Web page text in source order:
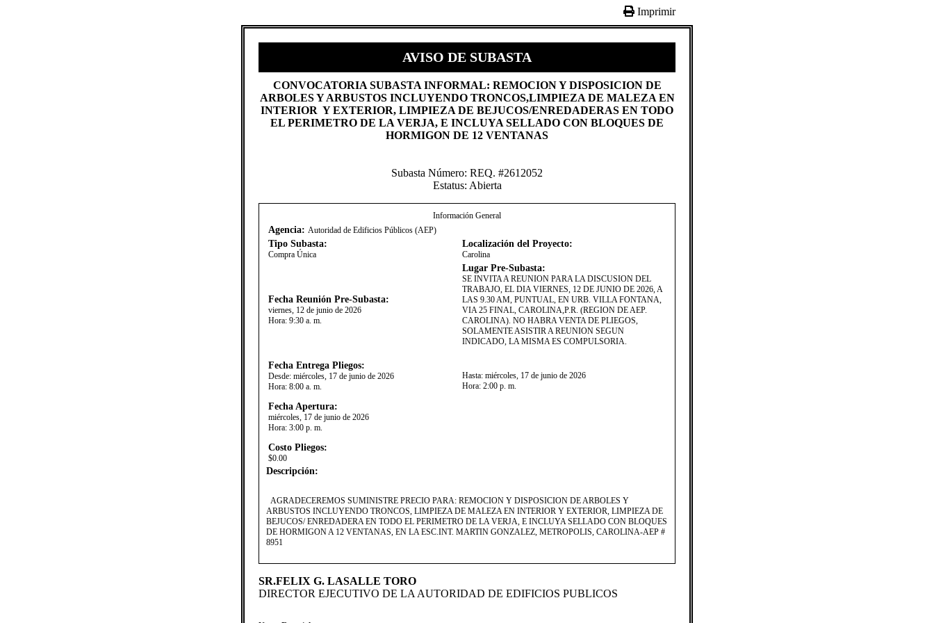
Imprimir
AVISO DE SUBASTA
​CONVOCATORIA SUBASTA INFORMAL: REMOCION Y DISPOSICION DE
ARBOLES Y ARBUSTOS INCLUYENDO TRONCOS,LIMPIEZA DE MALEZA EN
INTERIOR Y EXTERIOR, LIMPIEZA DE BEJUCOS/ENREDADERAS EN TODO
EL PERIMETRO DE LA VERJA, E INCLUYA SELLADO CON BLOQUES DE
HORMIGON DE 12 VENTANAS
Subasta Número: REQ. #2612052
Estatus: Abierta
Información General
Agencia: Autoridad de Edificios Públicos (AEP)
Tipo Subasta:
Compra Única
Localización del Proyecto:
Carolina
Fecha Reunión Pre-Subasta:
viernes, 12 de junio de 2026
Hora: 9:30 a. m.
Lugar Pre-Subasta:
​SE INVITA A REUNION PARA LA DISCUSION DEL
TRABAJO, EL DIA VIERNES, 12 DE JUNIO DE 2026, A
LAS 9.30 AM, PUNTUAL, EN URB. VILLA FONTANA,
VIA 25 FINAL, CAROLINA,P.R. (REGION DE AEP.
CAROLINA). NO HABRA VENTA DE PLIEGOS,
SOLAMENTE ASISTIR A REUNION SEGUN
INDICADO, LA MISMA ES COMPULSORIA.
Fecha Entrega Pliegos:
Desde: miércoles, 17 de junio de 2026
Hora: 8:00 a. m.
Hasta: miércoles, 17 de junio de 2026
Hora: 2:00 p. m.
Fecha Apertura:
miércoles, 17 de junio de 2026
Hora: 3:00 p. m.
Costo Pliegos:
$0.00
Descripción:
​AGRADECEREMOS SUMINISTRE PRECIO PARA: REMOCION Y DISPOSICION DE ARBOLES Y
ARBUSTOS INCLUYENDO TRONCOS, LIMPIEZA DE MALEZA EN INTERIOR Y EXTERIOR, LIMPIEZA DE
BEJUCOS/ ENREDADERA EN TODO EL PERIMETRO DE LA VERJA, E INCLUYA SELLADO CON BLOQUES
DE HORMIGON A 12 VENTANAS, EN LA ESC.INT. MARTIN GONZALEZ, METROPOLIS, CAROLINA-AEP #
8951
SR.FELIX G. LASALLE TORO
DIRECTOR EJECUTIVO DE LA AUTORIDAD DE EDIFICIOS PUBLICOS